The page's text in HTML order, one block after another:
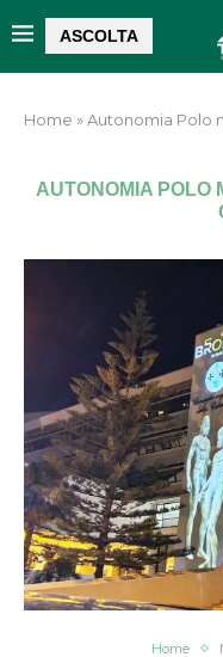
ASCOLTA
Home »Autonomia Polo
AUTONOMIA POLO
Home